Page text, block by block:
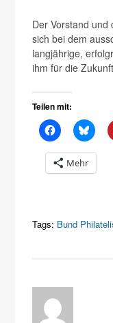
Der Vorstand und
sich bei dem
langjährige,
ihm für die
Teilen mit:
Mehr
Tags: Bund